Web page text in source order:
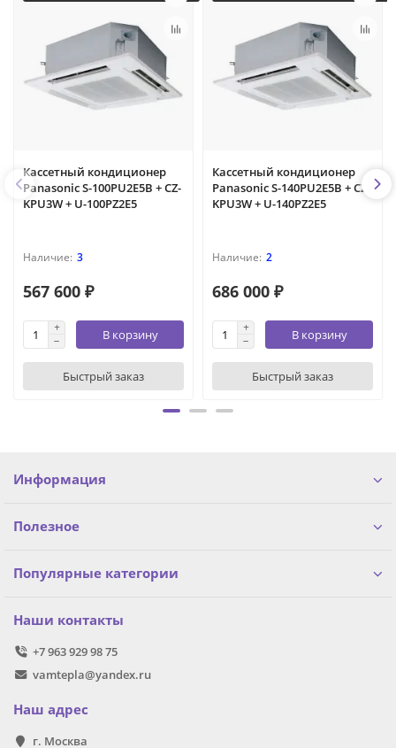
Кассетный кондиционер
Panasonic S-100PU2E5B + CZ-
KPU3W + U-100PZ2E5
3
567 600 ₽
В корзину
Быстрый заказ
Кассетный кондиционер
Panasonic S-140PU2E5B + CZ-
KPU3W + U-140PZ2E5
2
686 000 ₽
В корзину
Быстрый заказ
Информация
Полезное
Популярные категории
Наши контакты
+7 963 929 98 75
vamtepla@yandex.ru
Наш адрес
г. Москва